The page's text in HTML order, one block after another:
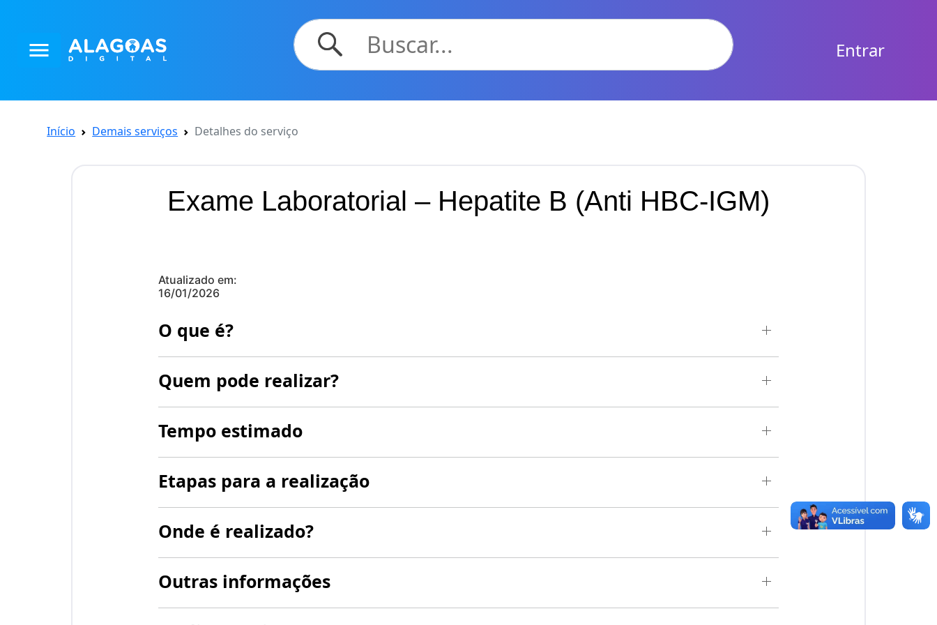
menu Entrar
Início Demais serviços Detalhes do serviço
Exame Laboratorial – Hepatite B (Anti HBC-IGM)
Atualizado em:
16/01/2026
O que é?
Quem pode realizar?
Tempo estimado
Etapas para a realização
Onde é realizado?
Outras informações